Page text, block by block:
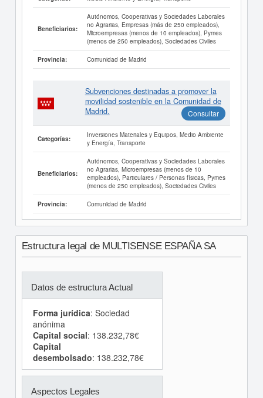
Beneficiarios:
Autónomos, Cooperativas y Sociedades Laborales
no Agrarias, Empresas (más de 250 empleados),
Microempresas (menos de 10 empleados), Pymes
(menos de 250 empleados), Sociedades Civiles
Provincia: Comunidad de Madrid
Subvenciones destinadas a promover la
movilidad sostenible en la Comunidad de
Madrid.
Consultar
Categorías:
Inversiones Materiales y Equipos, Medio Ambiente
y Energía, Transporte
Beneficiarios:
Autónomos, Cooperativas y Sociedades Laborales
no Agrarias, Microempresas (menos de 10
empleados), Particulares / Personas físicas, Pymes
(menos de 250 empleados), Sociedades Civiles
Provincia: Comunidad de Madrid
Estructura legal de MULTISENSE ESPAÑA SA
Datos de estructura Actual
Forma jurídica: Sociedad
anónima
Capital social: 138.232,78€
Capital
desembolsado: 138.232,78€
Aspectos Legales